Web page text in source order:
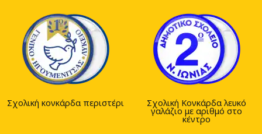
Σχολική κονκάρδα περιστέρι Σχολική Κονκάρδα λευκό
γαλάζιο με αριθμό στο
κέντρο